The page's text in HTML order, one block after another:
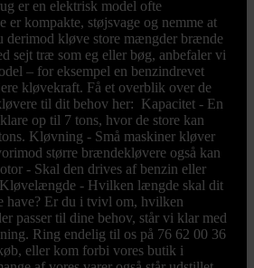
er en elektrisk model ofte
kompakte, støjsvage og nemme at
derimod kløve store mængder brænde
sejt træ som eg eller bøg, anbefaler vi
– for eksempel en benzindrevet
kløvekraft. Få et overblik over de
til dit behov her: Kapacitet - En
op til 7 tons, hvor de store kan
Kløvning - Små maskiner kløver
større brændekløvere også kan
- Skal den drives af benzin eller
- Hvilken længde skal dit
have? Er du i tvivl om, hvilken
passer til dine behov, står vi klar med
Ring endelig til os på 76 62 00 36
eller kom forbi vores butik i